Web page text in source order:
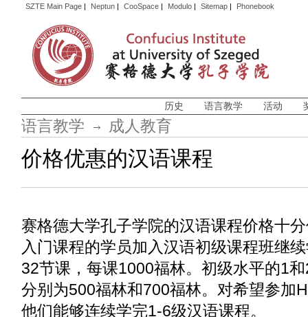
SZTE Main Page| Neptun| CooSpace| Modulo| Sitemap| Phonebook
历史 语言教学 活动
语言教学 成人教育
价格优惠的汉语课程
赛格德大学孔子学院的汉语课程价格十
入门课程的学员加入汉语初级课程班继
32节课，每课1000福林。初级水平的1
分别为500福林和700福林。对希望参加
他们能够连续学完1-6级汉语课程。